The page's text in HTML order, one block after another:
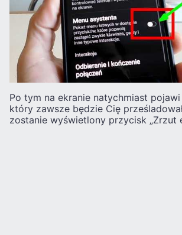
Po tym na ekranie natychmiast
który zawsze będzie Cię
zostanie wyświetlony przycisk „Zrzut